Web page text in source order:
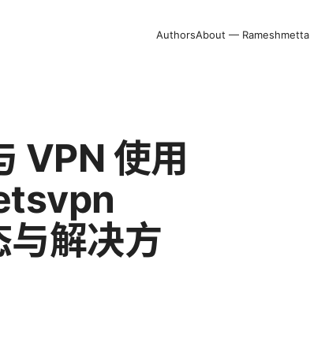
AuthorsAbout — Rameshmetta
VPN 使用
解决方